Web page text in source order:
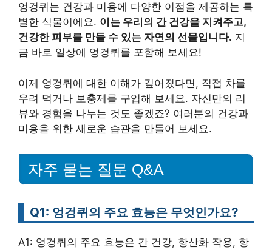
엉겅퀴는 건강과 미용에 다양한 이점을 제공하는 특
별한 식물이에요. 이는 우리의 간 건강을 지켜주고,
건강한 피부를 만들 수 있는 자연의 선물입니다. 지
금 바로 일상에 엉겅퀴를 포함해 보세요!
이제 엉겅퀴에 대한 이해가 깊어졌다면, 직접 차를
우려 먹거나 보충제를 구입해 보세요. 자신만의 리
뷰와 경험을 나누는 것도 좋겠죠? 여러분의 건강과
미용을 위한 새로운 습관을 만들어 보세요.
자주 묻는 질문 Q&A
Q1: 엉겅퀴의 주요 효능은 무엇인가요?
A1: 엉겅퀴의 주요 효능은 간 건강, 항산화 작용, 항